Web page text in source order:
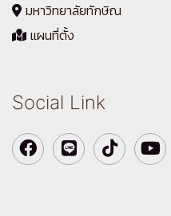
มหาวิทยาลัยทักษิณ
แผนที่ตั้ง
Social Link